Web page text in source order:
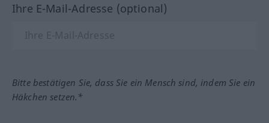
Ihre E-Mail-Adresse (optional)
Bitte bestätigen Sie, dass Sie ein Mensch sind, indem Sie ein
Häkchen setzen.*